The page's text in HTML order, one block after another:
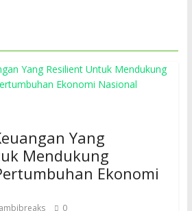
Yang
Mendukung
Ekonomi
0